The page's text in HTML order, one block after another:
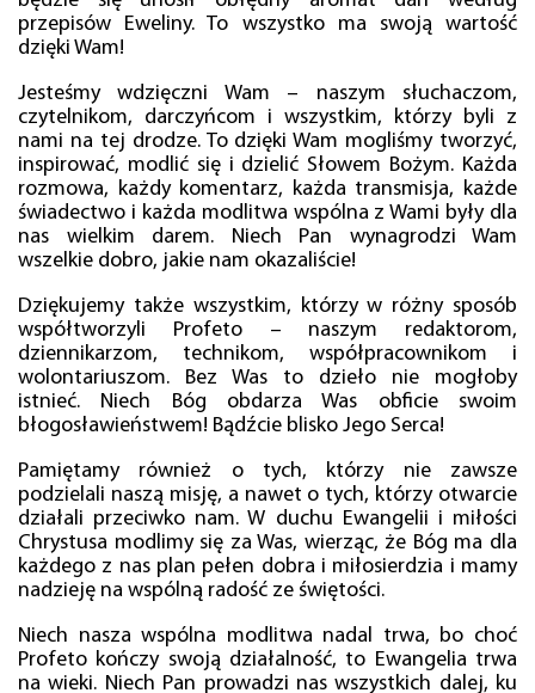
przepisów Eweliny. To wszystko ma swoją wartość
dzięki Wam!
Jesteśmy wdzięczni Wam – naszym słuchaczom,
czytelnikom, darczyńcom i wszystkim, którzy byli z
nami na tej drodze. To dzięki Wam mogliśmy tworzyć,
inspirować, modlić się i dzielić Słowem Bożym. Każda
rozmowa, każdy komentarz, każda transmisja, każde
świadectwo i każda modlitwa wspólna z Wami były dla
nas wielkim darem. Niech Pan wynagrodzi Wam
wszelkie dobro, jakie nam okazaliście!
Dziękujemy także wszystkim, którzy w różny sposób
współtworzyli Profeto – naszym redaktorom,
dziennikarzom, technikom, współpracownikom i
wolontariuszom. Bez Was to dzieło nie mogłoby
istnieć. Niech Bóg obdarza Was obficie swoim
błogosławieństwem! Bądźcie blisko Jego Serca!
Pamiętamy również o tych, którzy nie zawsze
podzielali naszą misję, a nawet o tych, którzy otwarcie
działali przeciwko nam. W duchu Ewangelii i miłości
Chrystusa modlimy się za Was, wierząc, że Bóg ma dla
każdego z nas plan pełen dobra i miłosierdzia i mamy
nadzieję na wspólną radość ze świętości.
Niech nasza wspólna modlitwa nadal trwa, bo choć
Profeto kończy swoją działalność, to Ewangelia trwa
na wieki. Niech Pan prowadzi nas wszystkich dalej, ku